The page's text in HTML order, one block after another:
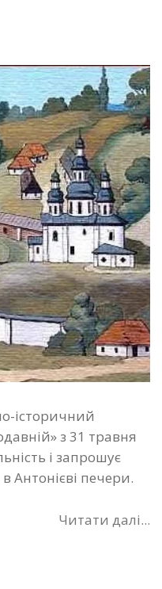
історичний
з 31 травня
і запрошує
в Антонієві печери.
Читати далі...